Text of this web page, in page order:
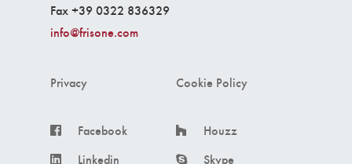
Fax +39 0322 836329
info@frisone.com
Privacy Cookie Policy
Facebook
Houzz
Linkedin
Skype